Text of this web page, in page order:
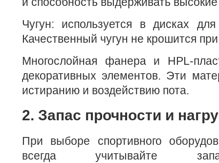
Чугун: используется в дисках
Качественный чугун не крошится
Многослойная фанера и HPL-
декоративных элементов. Эти
истиранию и воздействию пота.
2. Запас прочности и
При выборе спортивного
всегда учитывайте